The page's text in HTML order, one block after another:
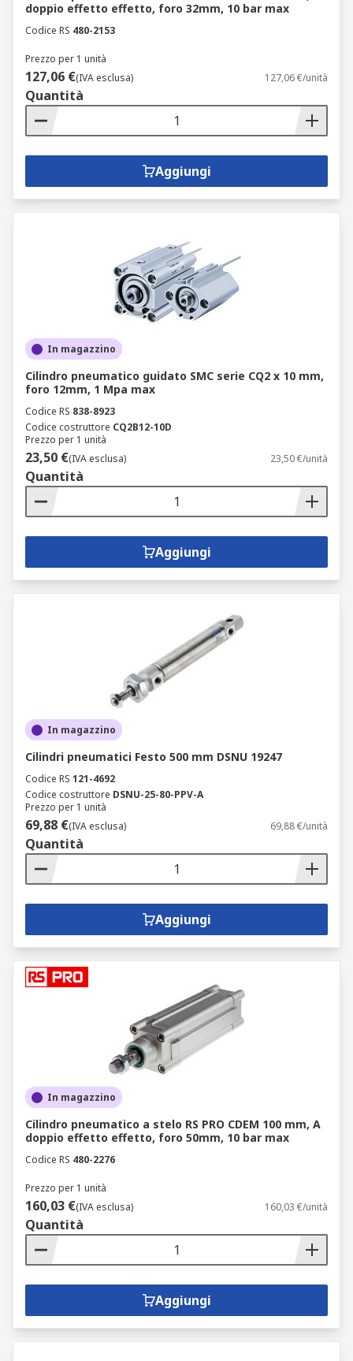
doppio effetto effetto, foro 32mm, 10 bar max
Codice RS 480-2153
Prezzo per 1 unità
127,06 €(IVA esclusa) 127,06 €/unità
Quantità
Aggiungi
In magazzino
Cilindro pneumatico guidato SMC serie CQ2 x 10 mm,
foro 12mm, 1 Mpa max
Codice RS 838-8923
Codice costruttore CQ2B12-10D
Prezzo per 1 unità
23,50 €(IVA esclusa) 23,50 €/unità
Quantità
Aggiungi
In magazzino
Cilindri pneumatici Festo 500 mm DSNU 19247
Codice RS 121-4692
Codice costruttore DSNU-25-80-PPV-A
Prezzo per 1 unità
69,88 €(IVA esclusa) 69,88 €/unità
Quantità
Aggiungi
In magazzino
Cilindro pneumatico a stelo RS PRO CDEM 100 mm, A
doppio effetto effetto, foro 50mm, 10 bar max
Codice RS 480-2276
Prezzo per 1 unità
160,03 €(IVA esclusa) 160,03 €/unità
Quantità
Aggiungi